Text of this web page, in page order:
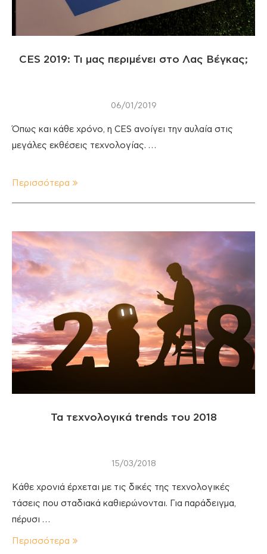
CES 2019: Τι μας περιμένει στο Λας Βέγκας;
06/01/2019
Όπως και κάθε χρόνο, η CES ανοίγει την αυλαία στις
μεγάλες εκθέσεις τεχνολογίας. …
Περισσότερα
Τα τεχνολογικά trends του 2018
15/03/2018
Κάθε χρονιά έρχεται με τις δικές της τεχνολογικές
τάσεις που σταδιακά καθιερώνονται. Για παράδειγμα,
πέρυσι …
Περισσότερα